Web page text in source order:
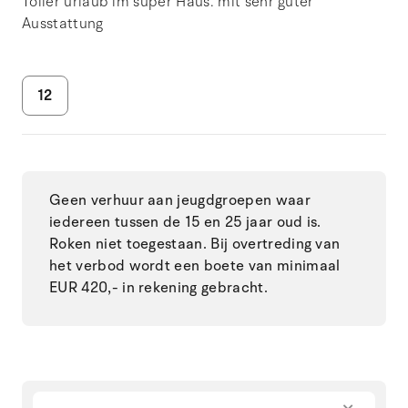
Ausstattung
12
Geen verhuur aan jeugdgroepen waar
iedereen tussen de 15 en 25 jaar oud is.
Roken niet toegestaan. Bij overtreding van
het verbod wordt een boete van minimaal
EUR 420,- in rekening gebracht.